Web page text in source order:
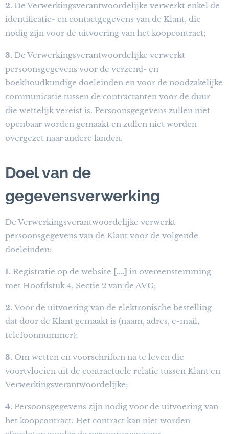
2. De Verwerkingsverantwoordelijke verwerkt enkel de
identificatie- en contactgegevens van de Klant, die
nodig zijn voor de uitvoering van het koopcontract;
3. De Verwerkingsverantwoordelijke verwerkt
persoonsgegevens voor de verzend- en
boekhoudkundige doeleinden en voor de noodzakelijke
communicatie tussen de contractanten voor de duur
die wettelijk vereist is. Persoonsgegevens zullen niet
openbaar worden gemaakt en zullen niet worden
overgezet naar andere landen.
Doel van de
gegevensverwerking
De Verwerkingsverantwoordelijke verwerkt
persoonsgegevens van de Klant voor de volgende
doeleinden:
1. Registratie op de website [….] in overeenstemming
met Hoofdstuk 4, Sectie 2 van de AVG;
2. Voor de uitvoering van de elektronische bestelling
dat door de Klant gemaakt is (naam, adres, e-mail,
telefoonnummer);
3. Om wetten en voorschriften na te leven die
voortvloeien uit de contractuele relatie tussen Klant en
Verwerkingsverantwoordelijke;
4. Persoonsgegevens zijn nodig voor de uitvoering van
het koopcontract. Het contract kan niet worden